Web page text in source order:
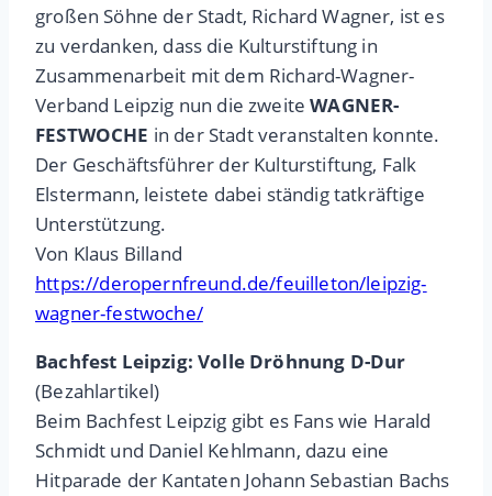
großen Söhne der Stadt, Richard Wagner, ist es
zu verdanken, dass die Kulturstiftung in
Zusammenarbeit mit dem Richard-Wagner-
Verband Leipzig nun die zweiteWAGNER-
FESTWOCHE in der Stadt veranstalten konnte.
Der Geschäftsführer der Kulturstiftung, Falk
Elstermann, leistete dabei ständig tatkräftige
Unterstützung.
Von Klaus Billand
https://deropernfreund.de/feuilleton/leipzig-
wagner-festwoche/
Bachfest Leipzig: Volle Dröhnung D-Dur
(Bezahlartikel)
Beim Bachfest Leipzig gibt es Fans wie Harald
Schmidt und Daniel Kehlmann, dazu eine
Hitparade der Kantaten Johann Sebastian Bachs